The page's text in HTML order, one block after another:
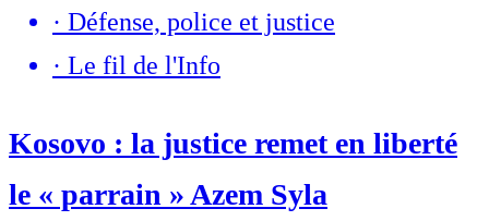
· Défense, police et justice
· Le fil de l'Info
Kosovo : la justice remet en liberté
le « parrain » Azem Syla